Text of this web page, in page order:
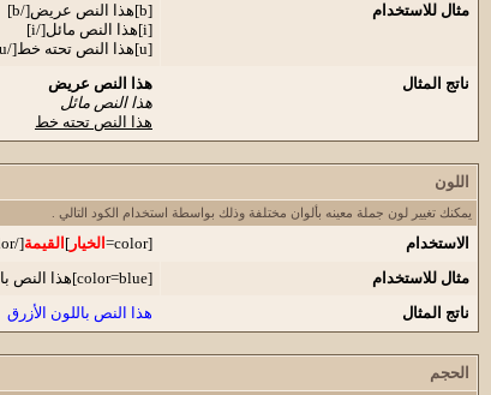
مثال للاستخدام
[b]هذا النص عريض[/b]
[i]هذا النص مائل[/i]
[u]هذا النص تحته خط[/u]
ناتج المثال
هذا النص عريض
هذا النص مائل
هذا النص تحته خط
اللون
يمكنك تغيير لون جملة معينه بألوان مختلفة وذلك بواسطة استخدام الكود التالي .
الاستخدام [color= الخيار ] القيمة[/color]
مثال للاستخدام
[color=blue]هذا النص باللون الأزرق[/color]
ناتج المثال
هذا النص باللون الأزرق
الحجم